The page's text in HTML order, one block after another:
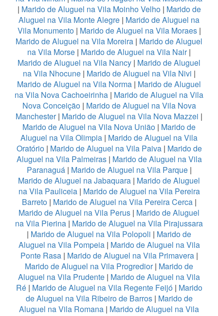
| Marido de Aluguel na Vila Moinho Velho| Marido de
Aluguel na Vila Monte Alegre | Marido de Aluguel na
Vila Monumento| Marido de Aluguel na Vila Moraes|
Marido de Aluguel na Vila Moreira | Marido de Aluguel
na Vila Morse | Marido de Aluguel na Vila Nair|
Marido de Aluguel na Vila Nancy | Marido de Aluguel
na Vila Nhocune| Marido de Aluguel na Vila Nivi |
Marido de Aluguel na Vila Norma | Marido de Aluguel
na Vila Nova Cachoeirinha | Marido de Aluguel na Vila
Nova Conceição| Marido de Aluguel na Vila Nova
Manchester| Marido de Aluguel na Vila Nova Mazzei |
Marido de Aluguel na Vila Nova União | Marido de
Aluguel na Vila Olimpia | Marido de Aluguel na Vila
Oratório| Marido de Aluguel na Vila Paiva| Marido de
Aluguel na Vila Palmeiras| Marido de Aluguel na Vila
Paranaguá| Marido de Aluguel na Vila Parque|
Marido de Aluguel na Jabaquara | Marido de Aluguel
na Vila Pauliceia| Marido de Aluguel na Vila Pereira
Barreto| Marido de Aluguel na Vila Pereira Cerca|
Marido de Aluguel na Vila Perus | Marido de Aluguel
na Vila Pierina | Marido de Aluguel na Vila Pirajussara
| Marido de Aluguel na Vila Polopoli | Marido de
Aluguel na Vila Pompeia| Marido de Aluguel na Vila
Ponte Rasa| Marido de Aluguel na Vila Primavera|
Marido de Aluguel na Vila Progredior| Marido de
Aluguel na Vila Prudente | Marido de Aluguel na Vila
Ré| Marido de Aluguel na Vila Regente Feijó| Marido
de Aluguel na Vila Ribeiro de Barros| Marido de
Aluguel na Vila Romana | Marido de Aluguel na Vila